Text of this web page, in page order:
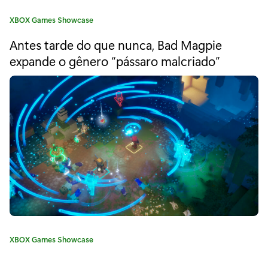
M
e
a
t
B
o
y
3
C
t
e
o
a
XBOX Games Showcase
Antes tarde do que nunca, Bad Magpie
expande o gênero “pássaro malcriado”
C
XBOX Games Showcase